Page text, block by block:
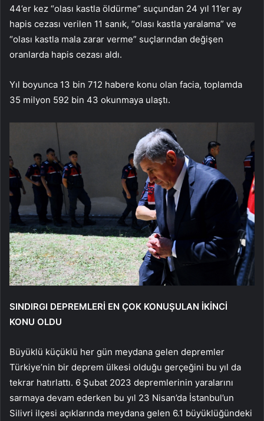
44’er kez “olası kastla öldürme” suçundan 24 yıl 11’er ay
hapis cezası verilen 11 sanık, “olası kastla yaralama” ve
“olası kastla mala zarar verme” suçlarından değişen
oranlarda hapis cezası aldı.
Yıl boyunca 13 bin 712 habere konu olan facia, toplamda
35 milyon 592 bin 43 okunmaya ulaştı.
SINDIRGI DEPREMLERİ EN ÇOK KONUŞULAN İKİNCİ
KONU OLDU
Büyüklü küçüklü her gün meydana gelen depremler
Türkiye’nin bir deprem ülkesi olduğu gerçeğini bu yıl da
tekrar hatırlattı. 6 Şubat 2023 depremlerinin yaralarını
sarmaya devam ederken bu yıl 23 Nisan’da İstanbul’un
Silivri ilçesi açıklarında meydana gelen 6.1 büyüklüğündeki